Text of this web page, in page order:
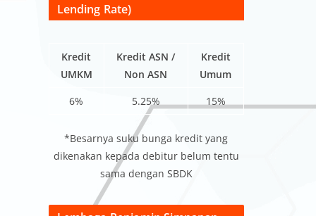
Lending Rate)
Kredit
UMKM
Kredit ASN /
Non ASN
Kredit
Umum
6%
5.25% 15%
*Besarnya suku bunga kredit yang
dikenakan kepada debitur belum tentu
sama dengan SBDK